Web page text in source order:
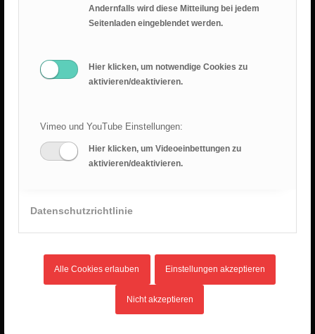
Andernfalls wird diese Mitteilung bei jedem
Seitenladen eingeblendet werden.
Hier klicken, um notwendige Cookies zu
aktivieren/deaktivieren.
Vimeo und YouTube Einstellungen:
Hier klicken, um Videoeinbettungen zu
aktivieren/deaktivieren.
Datenschutzrichtlinie
Alle Cookies erlauben Einstellungen akzeptieren
Nicht akzeptieren
Epheserbrief Teil 4
RANGER BLOG
Unlimited Camp 2025